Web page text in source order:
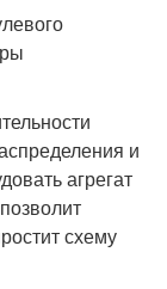
и
агрегат
схему